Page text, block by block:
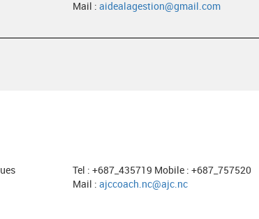
Mail : aidealagestion@gmail.com
Tel : +687_435719 Mobile : +687_757520
Mail : ajccoach.nc@ajc.nc